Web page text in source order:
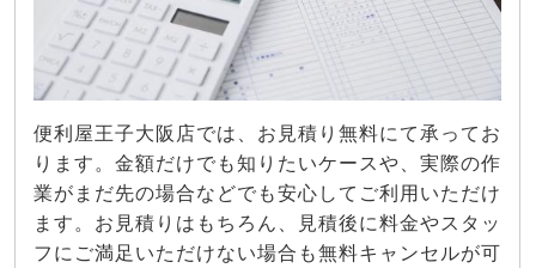
便利屋王子大阪店では、お見積り無料にて承ってお
ります。金額だけでも知りたいケースや、実際の作
業がまだ先の場合などでも安心してご利用いただけ
ます。お見積りはもちろん、見積後に料金やスタッ
フにご満足いただけない場合も無料キャンセルが可